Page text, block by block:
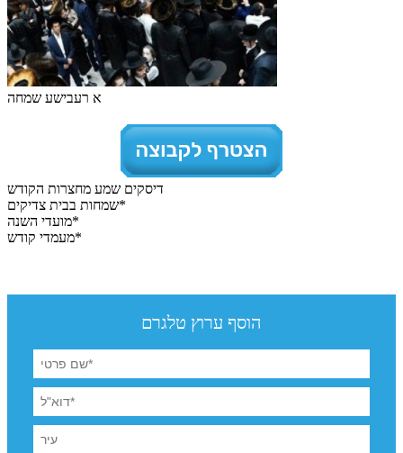
א רעבישע שמחה
דיסקים שמע מחצרות הקודש
*שמחות בבית צדיקים
*מועדי השנה
*מעמדי קודש
הוסף ערוץ טלגרם